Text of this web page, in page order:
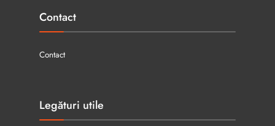
Contact
Contact
Legături utile